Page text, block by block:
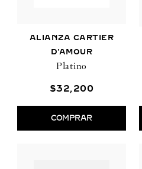
ALIANZA CARTIER
D'AMOUR
Platino
$32,200
COMPRAR